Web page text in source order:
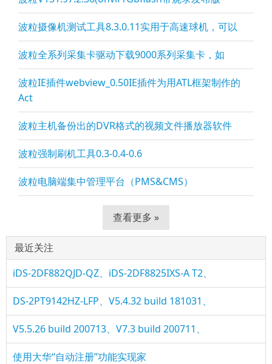
波粒摄像机测试工具8.3.0.11实用于高速球机，可以
波粒全系列采集卡驱动下载9000系列采集卡，如
波粒IE插件webview_0.50IE插件为用ATL框架制作的
Act
波粒主机备份出的DVR格式的视频文件播放器软件
波粒强制刷机工具0.3-0.4-0.6
波粒电脑端集中管理平台（PMS&CMS）
查看更多 »
最近关注
iDS-2DF882QJD-QZ、iDS-2DF8825IXS-A T2、
DS-2PT9142HZ-LFP、V5.4.32 build 181031、
V5.5.26 build 200713、V7.3 build 200711、
使用大华“自动注册”功能实现家